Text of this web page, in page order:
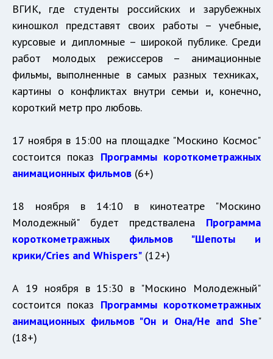
ВГИК, где студенты российских и зарубежных
киношкол представят своих работы – учебные,
курсовые и дипломные – широкой публике. Среди
работ молодых режиссеров – анимационные
фильмы, выполненные в самых разных техниках,
картины о конфликтах внутри семьи и, конечно,
короткий метр про любовь.
17 ноября в 15:00 на площадке "Москино Космос"
состоится показ Программы короткометражных
анимационных фильмов (6+)
18 ноября в 14:10 в кинотеатре "Москино
Молодежный" будет предствалена Программа
короткометражных фильмов "Шепоты и
крики/Cries and Whispers" (12+)
А 19 ноября в 15:30 в "Москино Молодежный"
состоится показ Программы короткометражных
анимационных фильмов "Он и Она/He and She"
(18+)